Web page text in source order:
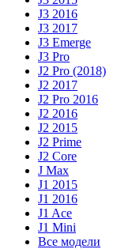
J3 2016
J3 2017
J3 Emerge
J3 Pro
J2 Pro (2018)
J2 2017
J2 Pro 2016
J2 2016
J2 2015
J2 Prime
J2 Core
J Max
J1 2015
J1 2016
J1 Ace
J1 Mini
Все модели